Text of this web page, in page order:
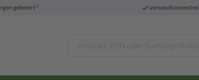
geliefert3 versandkostenfrei